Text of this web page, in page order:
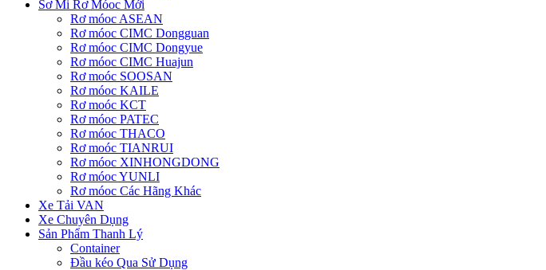
Sơ Mi Rơ Móoc Mới
Rơ móoc ASEAN
Rơ móoc CIMC Dongguan
Rơ móoc CIMC Dongyue
Rơ móoc CIMC Huajun
Rơ moóc SOOSAN
Rơ móoc KAILE
Rơ moóc KCT
Rơ móoc PATEC
Rơ móoc THACO
Rơ moóc TIANRUI
Rơ móoc XINHONGDONG
Rơ móoc YUNLI
Rơ móoc Các Hãng Khác
Xe Tải VAN
Xe Chuyên Dụng
Sản Phẩm Thanh Lý
Container
Đầu kéo Qua Sử Dụng